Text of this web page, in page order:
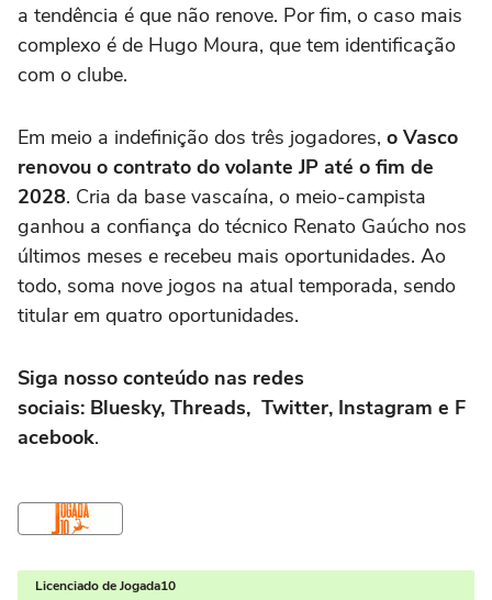
a tendência é que não renove. Por fim, o caso mais
complexo é de Hugo Moura, que tem identificação
com o clube.
Em meio a indefinição dos três jogadores, o Vasco
renovou o contrato do volante JP até o fim de
2028. Cria da base vascaína, o meio-campista
ganhou a confiança do técnico Renato Gaúcho nos
últimos meses e recebeu mais oportunidades. Ao
todo, soma nove jogos na atual temporada, sendo
titular em quatro oportunidades.
Siga nosso conteúdo nas redes
sociais: Bluesky, Threads, Twitter, Instagram e F
acebook.
Licenciado de Jogada10